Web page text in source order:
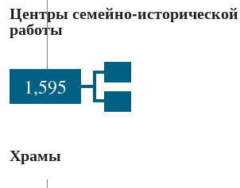
Центры семейно-исторической
работы
1,595
Храмы